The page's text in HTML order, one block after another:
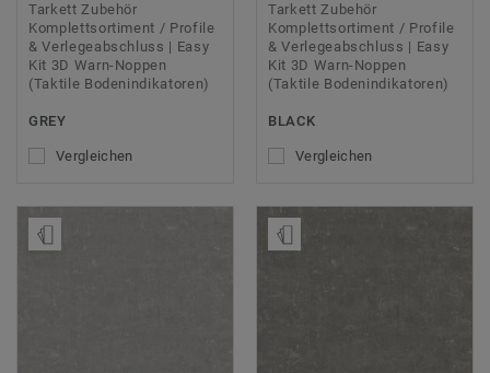
Tarkett Zubehör
Komplettsortiment / Profile
& Verlegeabschluss | Easy
Kit 3D Warn-Noppen
(Taktile Bodenindikatoren)
GREY
Vergleichen
Tarkett Zubehör
Komplettsortiment / Profile
& Verlegeabschluss | Easy
Kit 3D Warn-Noppen
(Taktile Bodenindikatoren)
BLACK
Vergleichen